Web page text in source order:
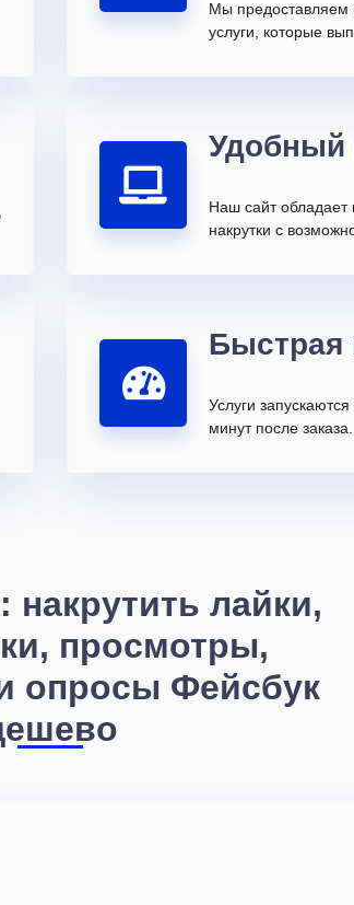
Мы предоставляем
услуги, которые
Удобный
Наш сайт
накрутки с
Быстрая
Услуги
минут после заказа.
накрутить лайки,
просмотры,
опросы Фейсбук